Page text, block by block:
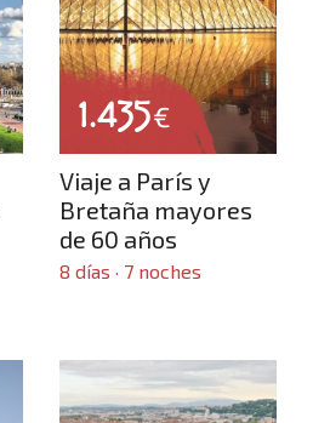
Inicio
1.435€
Viaje a París y
Bretaña mayores
de 60 años
8 días · 7 noches